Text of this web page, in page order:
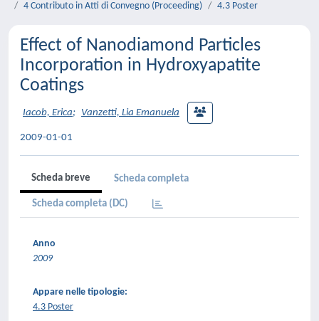
4 Contributo in Atti di Convegno (Proceeding)
4.3 Poster
Effect of Nanodiamond Particles
Incorporation in Hydroxyapatite
Coatings
Iacob, Erica; Vanzetti, Lia Emanuela
2009-01-01
Scheda breve Scheda completa
Scheda completa (DC)
Anno
2009
Appare nelle tipologie:
4.3 Poster